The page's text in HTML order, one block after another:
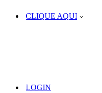
CLIQUE AQUI
LOGIN